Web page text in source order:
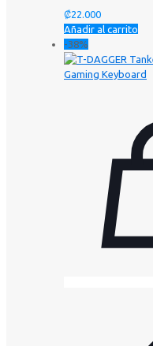
₡22.000
Añadir al carrito
-38%